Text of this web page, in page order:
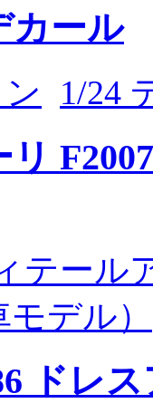
カール
1/24
リ
テール
デル）
ドレ